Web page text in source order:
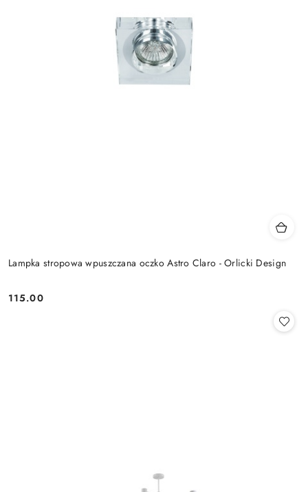
Lampka stropowa wpuszczana oczko Astro Claro - Orlicki Design
Cena:
115.00